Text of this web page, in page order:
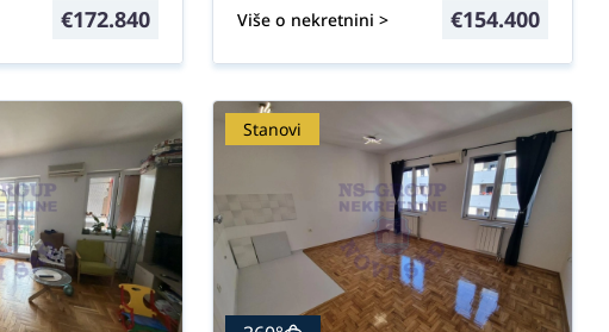
€172.840 Više o nekretnini > €154.400
Stanovi